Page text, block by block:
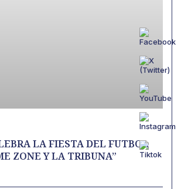
LA FIESTA DEL FUTBOL
ZONE Y LA TRIBUNA”